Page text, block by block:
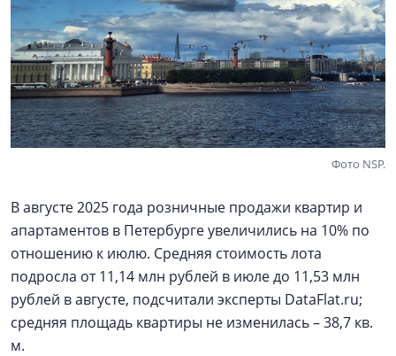
Фото NSP.
В августе 2025 года розничные продажи квартир и
апартаментов в Петербурге увеличились на 10% по
отношению к июлю. Средняя стоимость лота
подросла от 11,14 млн рублей в июле до 11,53 млн
рублей в августе, подсчитали эксперты DataFlat.ru;
средняя площадь квартиры не изменилась – 38,7 кв.
м.